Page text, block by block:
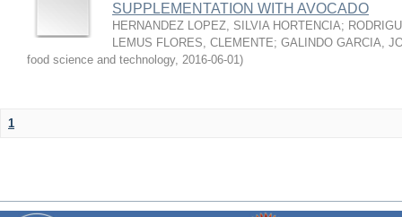
SUPPLEMENTATION WITH AVOCADO
HERNANDEZ LOPEZ, SILVIA HORTENCIA;
LEMUS FLORES, CLEMENTE; GALINDO GARCIA,
food science and technology, 2016-06-01)
1